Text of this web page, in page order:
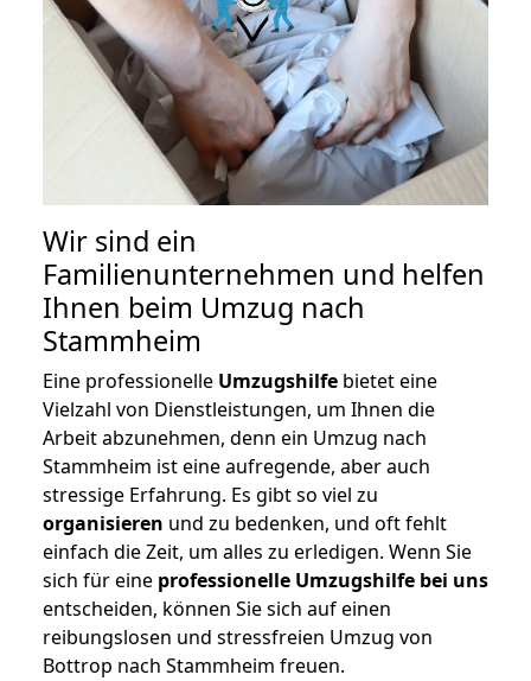
Wir sind ein
Familienunternehmen und helfen
Ihnen beim Umzug nach
Stammheim
Eine professionelle Umzugshilfe bietet eine
Vielzahl von Dienstleistungen, um Ihnen die
Arbeit abzunehmen, denn ein Umzug nach
Stammheim ist eine aufregende, aber auch
stressige Erfahrung. Es gibt so viel zu
organisieren und zu bedenken, und oft fehlt
einfach die Zeit, um alles zu erledigen. Wenn Sie
sich für eine professionelle Umzugshilfe bei uns
entscheiden, können Sie sich auf einen
reibungslosen und stressfreien Umzug von
Bottrop nach Stammheim freuen.